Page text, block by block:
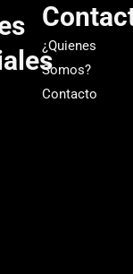
¿Quienes
Somos?
Contacto